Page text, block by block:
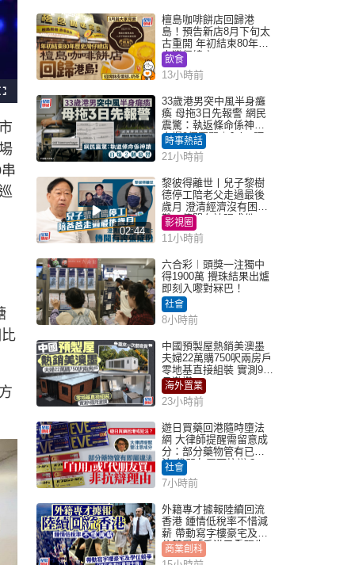
F
u
s
c
r
e
e
n
檀島咖啡餅店回歸港
島！預告新店8月下旬太
古重開 年初結束80年歷
史灣仔總店
飲食
13小時前
33歲港男突中風半身癱
瘓 母拖3日先報警 網民
震驚：執返條命係神蹟
自爆2個惡習｜Juicy叮
時事熱話
21小時前
02:44
黎彼得離世丨兒子黎樹
德停工陪老父走過最後
歲月 澄清經濟沒有困
難：傳聞有誇張成份
影視圈
11小時前
六合彩︱頭獎一注獨中
得1900萬 攪珠結果出爐
即刻入嚟對冧巴！
社會
8小時前
中國預製屋熱銷美澳墨
夫婦22萬購750呎兩房戶
零地基直接組裝 實測9個
月激讚
海外置業
23小時前
遊日買藥回港隨時墮法
網 大律師提醒需留意成
分：部分藥物管有已違
法 代朋友買可抗辯？
社會
7小時前
外籍專才據報陸續回流
香港 鍾情低稅率不惜減
薪 帶動寫字樓豪宅及學
位競爭「香港已重現生
機」
商業創科